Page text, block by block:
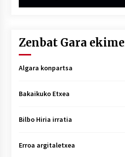
Zenbat Gara
Algara konpartsa
Bakaikuko Etxea
Bilbo Hiria irratia
Erroa argitaletxea